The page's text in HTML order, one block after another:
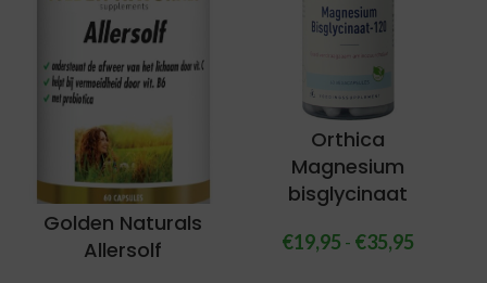
Golden Naturals
Allersolf
Orthica
Magnesium
bisglycinaat
€19,95 - €35,95